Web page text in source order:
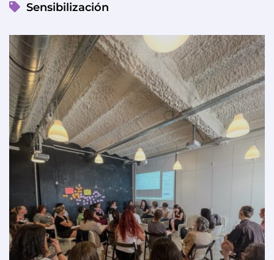
Sensibilización